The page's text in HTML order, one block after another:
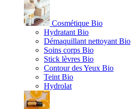
Cosmétique Bio
Hydratant Bio
Démaquillant nettoyant Bio
Soins corps Bio
Stick lèvres Bio
Contour des Yeux Bio
Teint Bio
Hydrolat